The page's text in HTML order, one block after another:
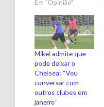
Em "Opinião"
Mikel admite que
pode deixar o
Chelsea: “Vou
conversar com
outros clubes em
janeiro”